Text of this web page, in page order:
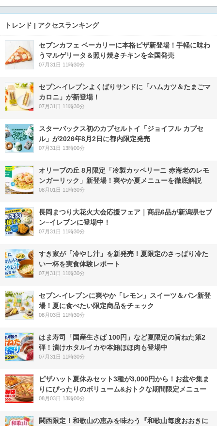
トレンド | アクセスランキング
セブンカフェ ベーカリーに本格ピザ新登場！手軽に味わ
うマルゲリータ＆照り焼きチキンを全国発売
07月31日 11時30分
セブン‐イレブンよくばりサンドに「ハムカツ＆たまごマ
カロニ」が新登場！
07月31日 11時30分
スターバックス初のカプセルトイ「ジョイフル カプセ
ル」が2026年8月2日に都内限定発売
07月31日 13時00分
オリーブの丘 8月限定「冷製カッペリーニ 赤海老のレモ
ンガーリック」新登場！爽やか夏メニューを徹底解説
08月01日 11時30分
長岡まつり大花火大会応援フェア｜商品6品が新潟県セブ
ン−イレブンに登場中！
07月31日 11時30分
すき家が「冷やし汁」を新発売！夏限定のさっぱり冷た
い一杯を実食体験レポート
07月31日 11時30分
セブン‐イレブンに爽やか「レモン」スイーツ＆パン新登
場！夏に食べたい限定商品をチェック
08月03日 11時30分
はま寿司「国産生さば 100円」など夏限定の旨ねた第2
弾！漬けホタルイカや本鮪ほほ肉も登場中
07月31日 11時30分
ピザハット夏休みセット3種が3,000円から！お盆や集ま
りにぴったりのボリューム&おトクな期間限定メニュー
08月03日 13時00分
関西限定！和歌山の恵みを味わう『和歌山毎度おおきに